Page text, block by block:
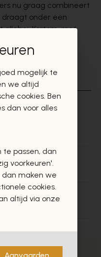
nu graag combineert
onder een
allebei. Kortom, met
Kom snel
de beste merken
'Sneakers'
dames vind je
heren voor elk
mogelijk te
we altijd
cookies. Ben
dan voor alles
te passen, dan
voorkeuren'.
dan maken we
cookies.
altijd via onze